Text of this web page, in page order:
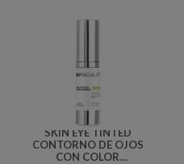
SKIN EYE TINTED
CONTORNO DE OJOS
CON COLOR